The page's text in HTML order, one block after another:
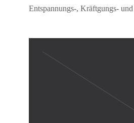
Entspannungs-, Kräftgungs-